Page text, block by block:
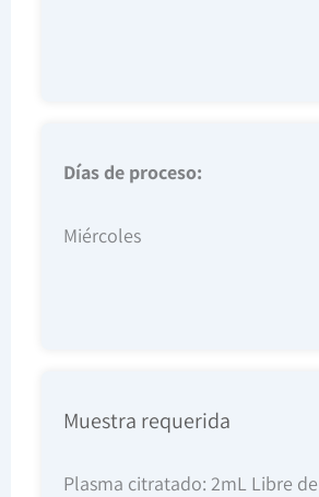
Días de proceso:
Miércoles
Muestra requerida
Plasma citratado: 2mL Libre